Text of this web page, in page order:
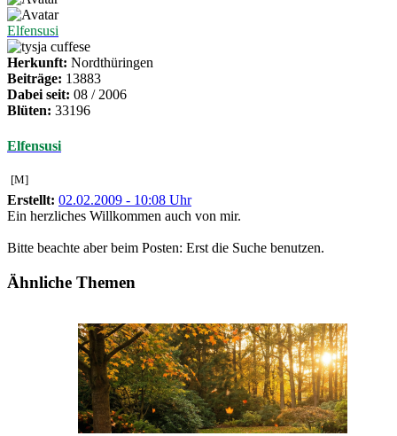
Elfensusi
Herkunft: Nordthüringen
Beiträge: 13883
Dabei seit: 08 / 2006
Blüten: 33196
Elfensusi
[M]
Erstellt: 02.02.2009 - 10:08 Uhr
Ein herzliches Willkommen auch von mir.
Bitte beachte aber beim Posten: Erst die Suche benutzen.
Ähnliche Themen